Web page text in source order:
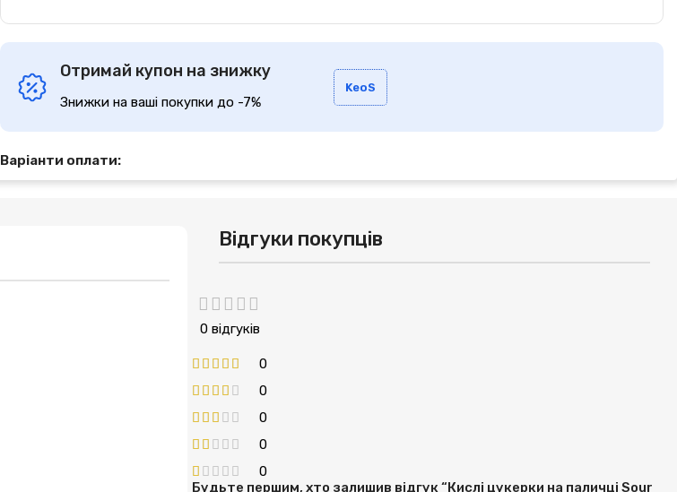
Отримай купон на знижку
Знижки на ваші покупки до -7%
KeoS
Варіанти оплати:
Відгуки покупців
0 відгуків
0
0
0
0
0
Будьте першим, хто залишив відгук “Кислі цукерки на паличці Sour